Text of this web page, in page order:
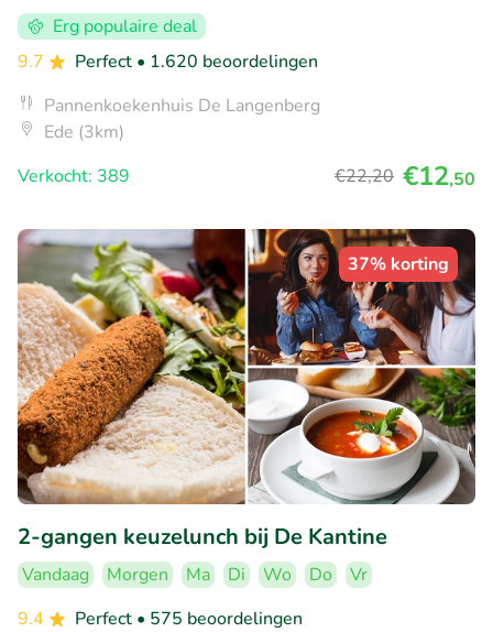
Erg populaire deal
9.7
Perfect • 1.620 beoordelingen
Pannenkoekenhuis De Langenberg
Ede (3km)
Verkocht: 389
€22,20 €12,50
37% korting
2-gangen keuzelunch bij De Kantine
Vandaag Morgen Ma Di Wo Do
Vr
9.4
Perfect • 575 beoordelingen